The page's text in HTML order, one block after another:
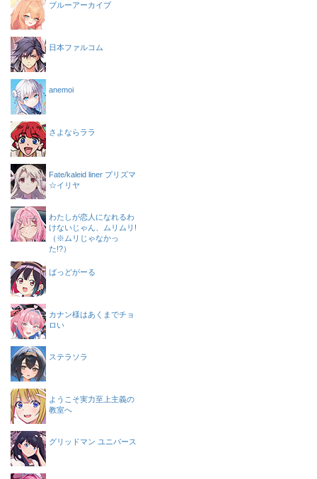
ブルーアーカイブ
日本ファルコム
anemoi
さよならララ
Fate/kaleid liner プリズマ
☆イリヤ
わたしが恋人になれるわ
けないじゃん、ムリムリ!
（※ムリじゃなかっ
た!?）
ばっどがーる
カナン様はあくまでチョ
ロい
ステラソラ
ようこそ実力至上主義の
教室へ
グリッドマン ユニバース